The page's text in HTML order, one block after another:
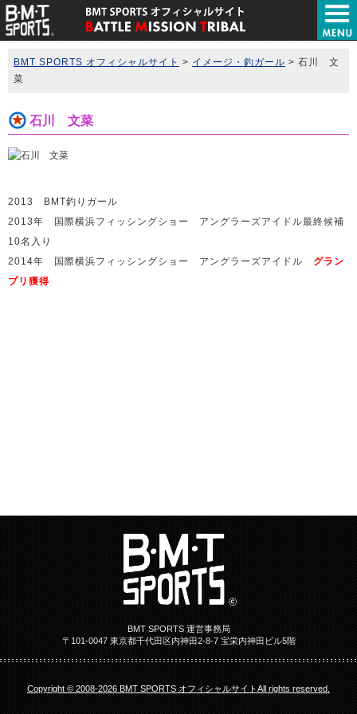
BMT SPORTS オフィシャルサイト > イメージ・釣ガール > 石川 文
菜
石川 文菜
2013 BMT釣りガール
2013年 国際横浜フィッシングショー アングラーズアイドル最終候補
10名入り
2014年 国際横浜フィッシングショー アングラーズアイドル グラン
プリ獲得
BMT SPORTS 運営事務局
〒101-0047 東京都千代田区内神田2-8-7 宝栄内神田ビル5階
Copyright © 2008-2026 BMT SPORTS オフィシャルサイトAll rights reserved.